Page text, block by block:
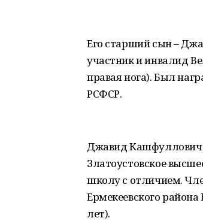
Его старший сын –
участник и инвалид
правая нога). Был
РСФСР.
Джавид Кашфуллович
Златоустовское
школу с отличием.
Ермекеевского
лет).